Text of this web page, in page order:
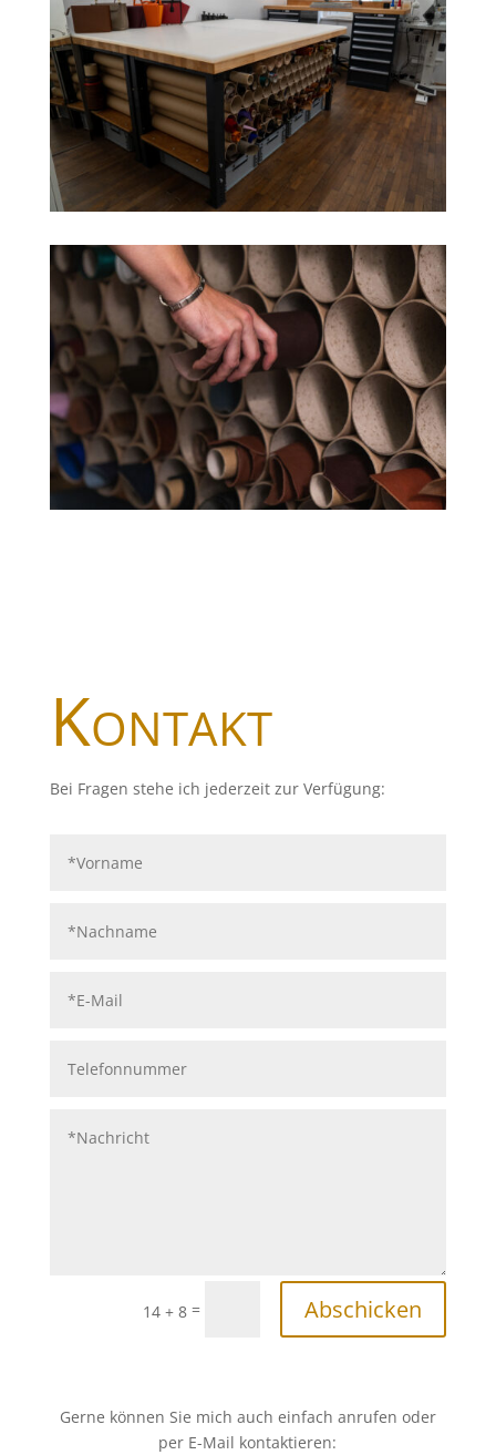
Kontakt
Bei Fragen stehe ich jederzeit zur Verfügung:
14 + 8 = Abschicken
Gerne können Sie mich auch einfach anrufen oder
per E-Mail kontaktieren: